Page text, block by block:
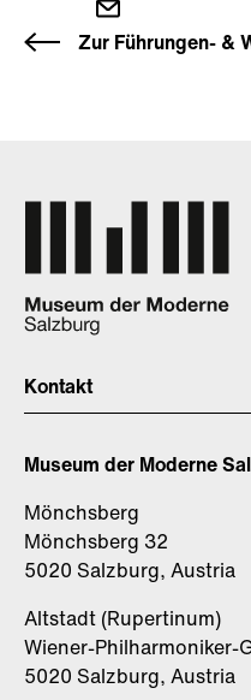
Zur Führungen- &
Kontakt
Museum der Moderne
Mönchsberg
Mönchsberg 32
5020 Salzburg, Austria
Altstadt (Rupertinum)
Wiener-Philharmoniker-
5020 Salzburg, Austria